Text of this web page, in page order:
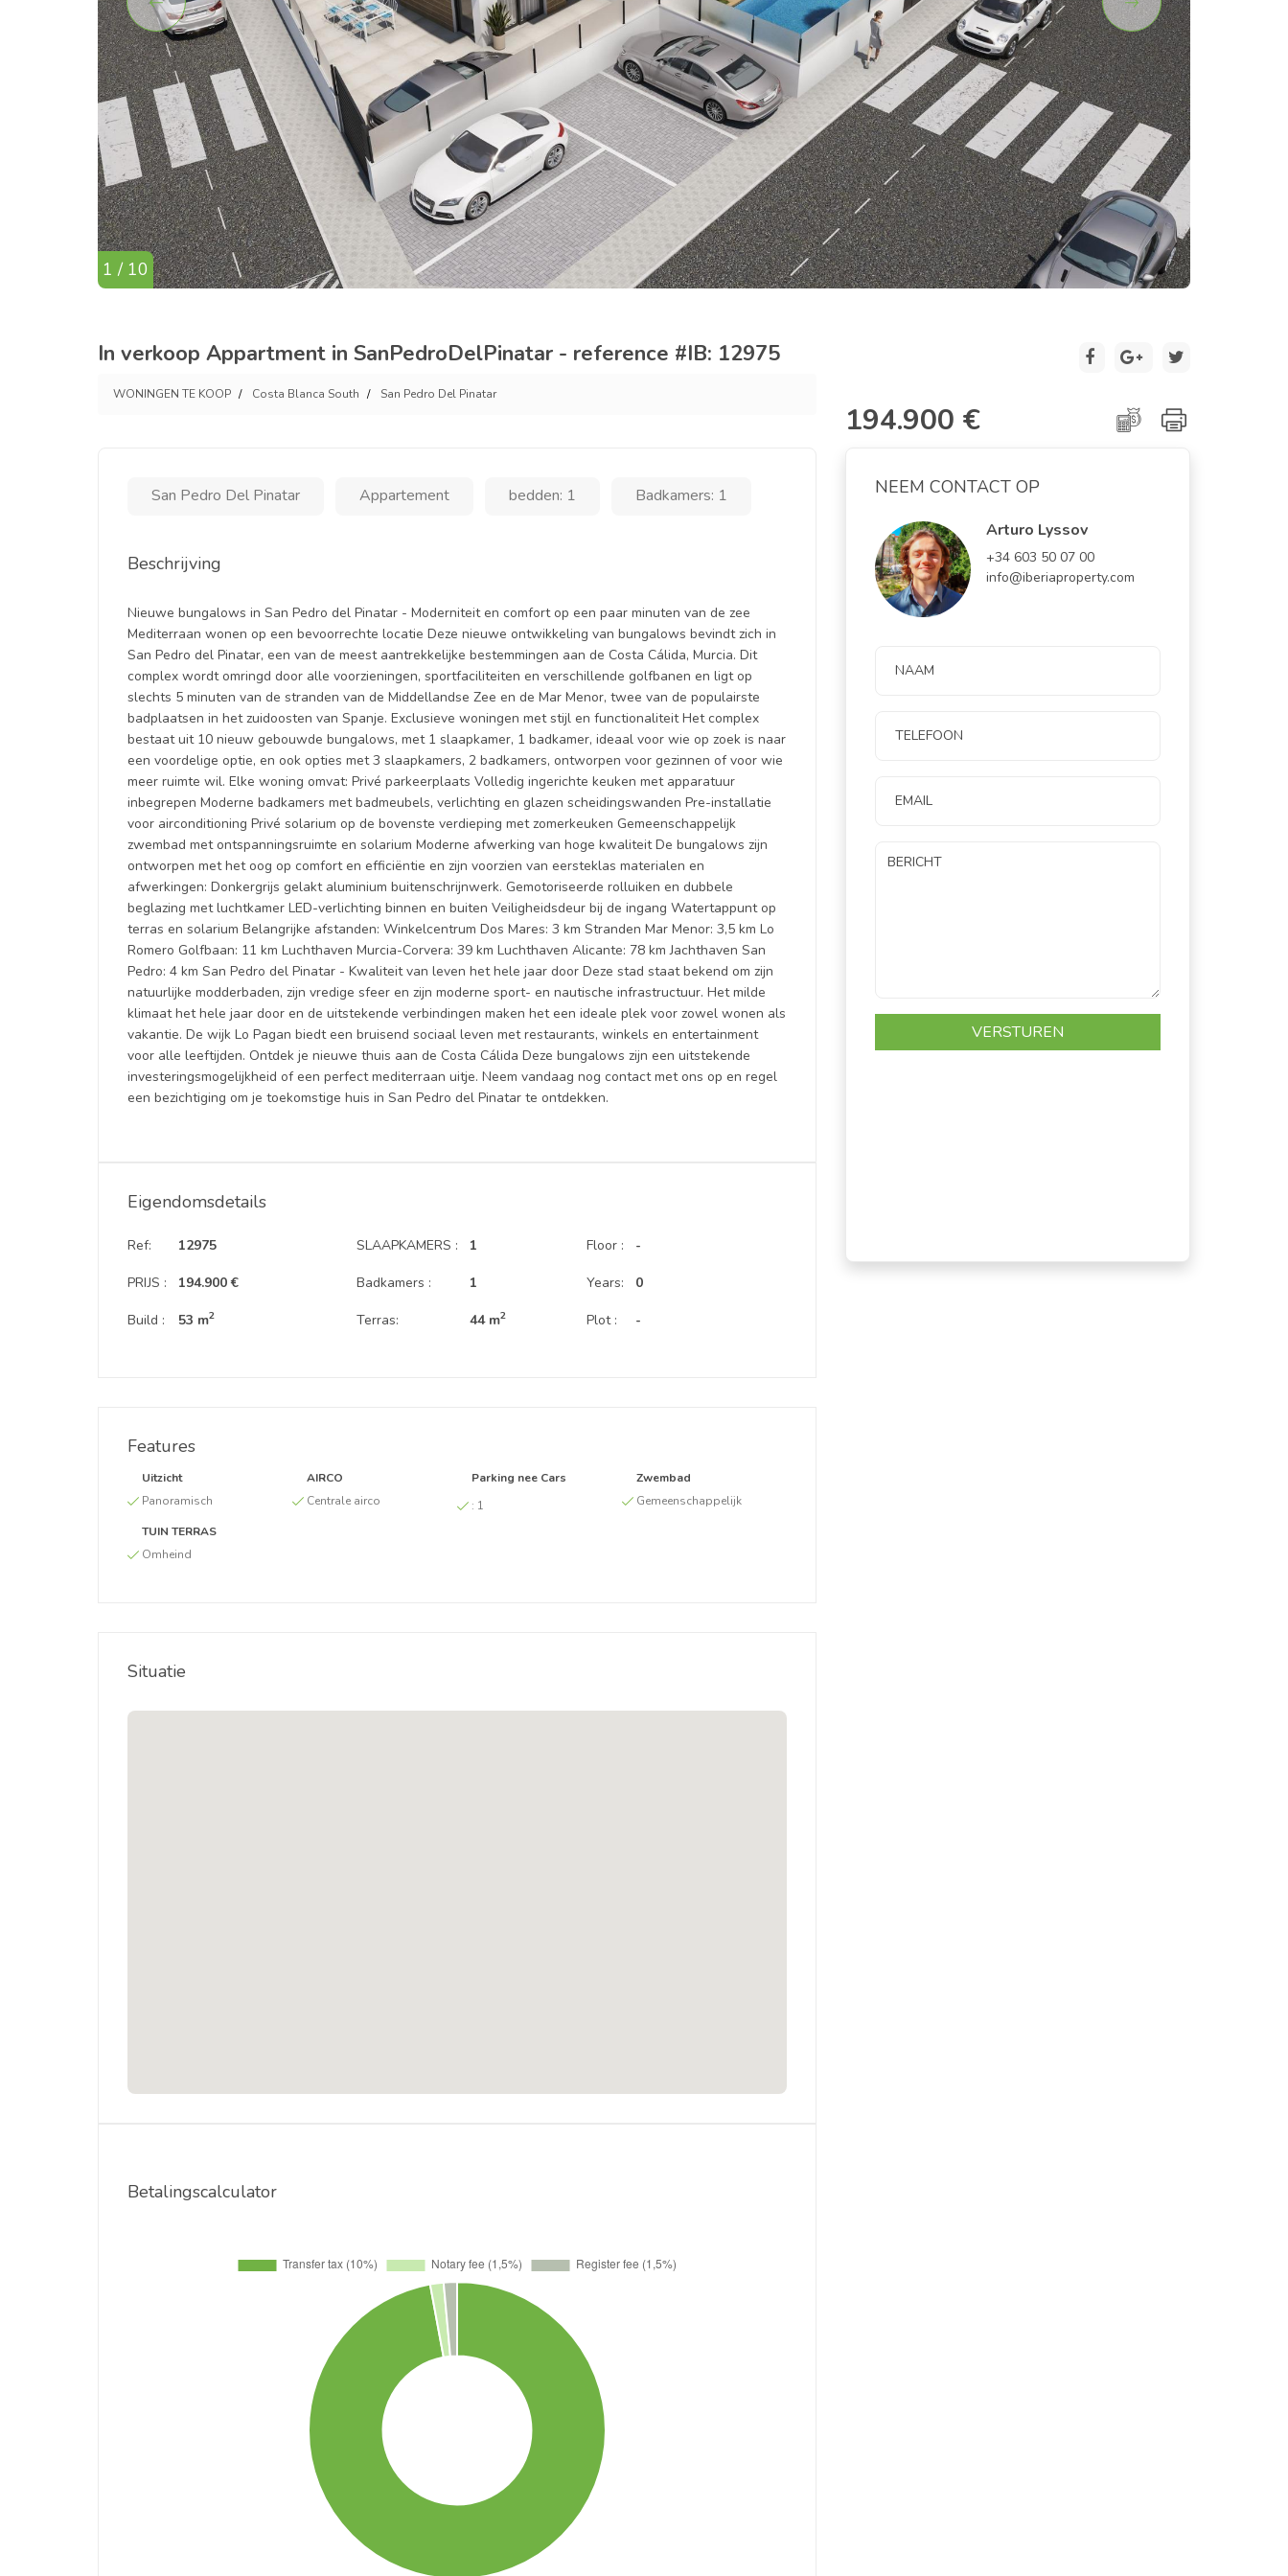
1 / 10
In verkoop Appartment in SanPedroDelPinatar - reference #IB: 12975
WONINGEN TE KOOP Costa Blanca South San Pedro Del Pinatar
194.900 €
San Pedro Del Pinatar Appartement bedden: 1 Badkamers: 1
Beschrijving
Nieuwe bungalows in San Pedro del Pinatar - Moderniteit en comfort op een paar minuten van de zee
Mediterraan wonen op een bevoorrechte locatie Deze nieuwe ontwikkeling van bungalows bevindt zich in
San Pedro del Pinatar, een van de meest aantrekkelijke bestemmingen aan de Costa Cálida, Murcia. Dit
complex wordt omringd door alle voorzieningen, sportfaciliteiten en verschillende golfbanen en ligt op
slechts 5 minuten van de stranden van de Middellandse Zee en de Mar Menor, twee van de populairste
badplaatsen in het zuidoosten van Spanje. Exclusieve woningen met stijl en functionaliteit Het complex
bestaat uit 10 nieuw gebouwde bungalows, met 1 slaapkamer, 1 badkamer, ideaal voor wie op zoek is naar
een voordelige optie, en ook opties met 3 slaapkamers, 2 badkamers, ontworpen voor gezinnen of voor wie
meer ruimte wil. Elke woning omvat: Privé parkeerplaats Volledig ingerichte keuken met apparatuur
inbegrepen Moderne badkamers met badmeubels, verlichting en glazen scheidingswanden Pre-installatie
voor airconditioning Privé solarium op de bovenste verdieping met zomerkeuken Gemeenschappelijk
zwembad met ontspanningsruimte en solarium Moderne afwerking van hoge kwaliteit De bungalows zijn
ontworpen met het oog op comfort en efficiëntie en zijn voorzien van eersteklas materialen en
afwerkingen: Donkergrijs gelakt aluminium buitenschrijnwerk. Gemotoriseerde rolluiken en dubbele
beglazing met luchtkamer LED-verlichting binnen en buiten Veiligheidsdeur bij de ingang Watertappunt op
terras en solarium Belangrijke afstanden: Winkelcentrum Dos Mares: 3 km Stranden Mar Menor: 3,5 km Lo
Romero Golfbaan: 11 km Luchthaven Murcia-Corvera: 39 km Luchthaven Alicante: 78 km Jachthaven San
Pedro: 4 km San Pedro del Pinatar - Kwaliteit van leven het hele jaar door Deze stad staat bekend om zijn
natuurlijke modderbaden, zijn vredige sfeer en zijn moderne sport- en nautische infrastructuur. Het milde
klimaat het hele jaar door en de uitstekende verbindingen maken het een ideale plek voor zowel wonen als
vakantie. De wijk Lo Pagan biedt een bruisend sociaal leven met restaurants, winkels en entertainment
voor alle leeftijden. Ontdek je nieuwe thuis aan de Costa Cálida Deze bungalows zijn een uitstekende
investeringsmogelijkheid of een perfect mediterraan uitje. Neem vandaag nog contact met ons op en regel
een bezichtiging om je toekomstige huis in San Pedro del Pinatar te ontdekken.
Eigendomsdetails
Ref:
PRIJS :
Build :
12975
194.900 €
53 m2
SLAAPKAMERS :
Badkamers :
Terras:
1
1
44 m2
Floor :
Years:
Plot :
-
0
-
Features
Uitzicht
Panoramisch
AIRCO
Centrale airco
Parking nee Cars
: 1
Zwembad
Gemeenschappelijk
TUIN TERRAS
Omheind
Situatie
Betalingscalculator
NEEM CONTACT OP
Arturo Lyssov
+34 603 50 07 00
info@iberiaproperty.com